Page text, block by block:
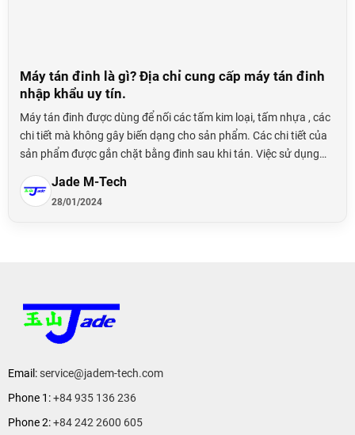
Máy tán đinh là gì? Địa chỉ cung cấp máy tán đinh
nhập khẩu uy tín.
Máy tán đinh được dùng để nối các tấm kim loại, tấm nhựa , các
chi tiết mà không gây biến dạng cho sản phẩm. Các chi tiết của
sản phẩm được gắn chặt bằng đinh sau khi tán. Việc sử dụng
lượng đinh tán sản xuất rất nhiều, nên việc phát triển một dòng
máy để cấp đinh tán, gia công đinh tán hàng loạt rất cần thiết.
Jade M-Tech
28/01/2024
Email:service@jadem-tech.com
Phone 1:+84 935 136 236
Phone 2:+84 242 2600 605